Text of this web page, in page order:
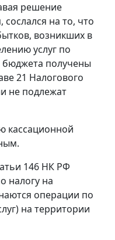
решение
на то, что
возникших в
услуг по
бюджета получены
21 Налогового
не подлежат
кассационной
146 НК РФ
налогу на
операции по
на территории